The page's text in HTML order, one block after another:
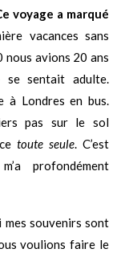
voyage a marqué
vacances sans
nous avions 20 ans
se sentait adulte.
à Londres en bus.
pas sur le sol
toute seule. C’est
profondément
mes souvenirs sont
voulions faire le